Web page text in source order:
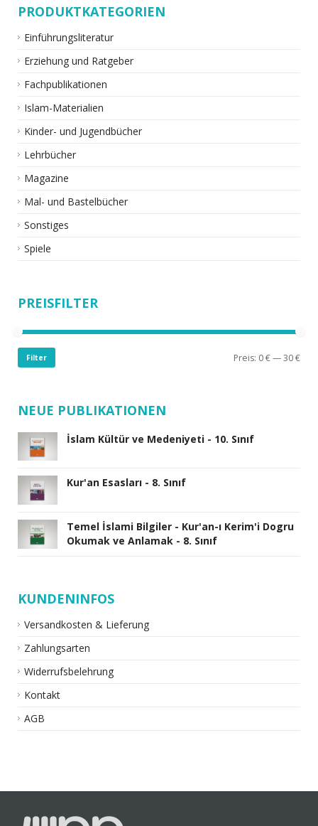
PRODUKTKATEGORIEN
Einführungsliteratur
Erziehung und Ratgeber
Fachpublikationen
Islam-Materialien
Kinder- und Jugendbücher
Lehrbücher
Magazine
Mal- und Bastelbücher
Sonstiges
Spiele
PREISFILTER
Filter Preis: 0 €—30 €
NEUE PUBLIKATIONEN
İslam Kültür ve Medeniyeti - 10. Sınıf
Kur'an Esasları - 8. Sınıf
Temel İslami Bilgiler - Kur'an-ı Kerim'i Dogru
Okumak ve Anlamak - 8. Sınıf
KUNDENINFOS
Versandkosten & Lieferung
Zahlungsarten
Widerrufsbelehrung
Kontakt
AGB